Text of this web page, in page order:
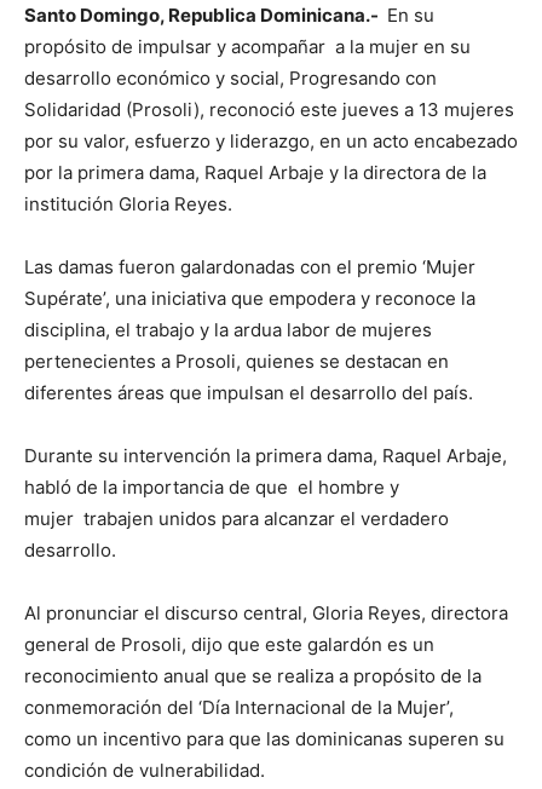
Santo Domingo, Republica Dominicana.- En su
propósito de impulsar y acompañar a la mujer en su
desarrollo económico y social, Progresando con
Solidaridad (Prosoli), reconoció este jueves a 13 mujeres
por su valor, esfuerzo y liderazgo, en un acto encabezado
por la primera dama, Raquel Arbaje y la directora de la
institución Gloria Reyes.
Las damas fueron galardonadas con el premio ‘Mujer
Supérate’, una iniciativa que empodera y reconoce la
disciplina, el trabajo y la ardua labor de mujeres
pertenecientes a Prosoli, quienes se destacan en
diferentes áreas que impulsan el desarrollo del país.
Durante su intervención la primera dama, Raquel Arbaje,
habló de la importancia de que el hombre y
mujer trabajen unidos para alcanzar el verdadero
desarrollo.
Al pronunciar el discurso central, Gloria Reyes, directora
general de Prosoli, dijo que este galardón es un
reconocimiento anual que se realiza a propósito de la
conmemoración del ‘Día Internacional de la Mujer’,
como un incentivo para que las dominicanas superen su
condición de vulnerabilidad.